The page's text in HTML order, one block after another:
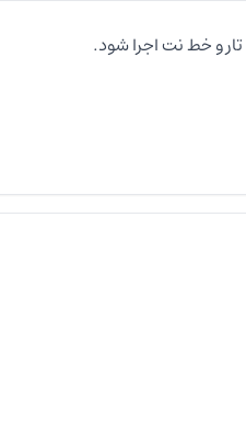
تارو خط نت اجرا شود.